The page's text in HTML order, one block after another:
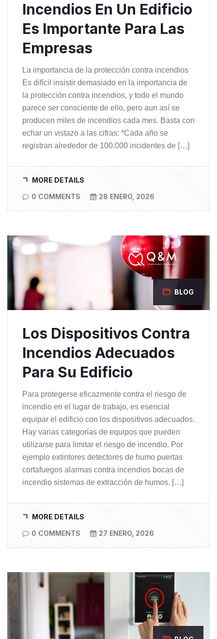
Incendios En Un Edificio
Es Importante Para Las
Empresas
La importancia de la protección contra incendios
Es difícil insistir demasiado en la importancia de
la protección contra incendios, y todo el mundo
parece ser consciente de ello, pero aun así se
producen miles de incendios cada mes. Basta con
echar un vistazo a las cifras: *Cada año se
registran alrededor de 100.000 incidentes de […]
MORE DETAILS
0 COMMENTS
28 ENERO, 2026
BLOG
Los Dispositivos Contra
Incendios Adecuados
Para Su Edificio
Para protegerse eficazmente contra el riesgo de
incendio en el lugar de trabajo, es esencial
equipar el edificio con los dispositivos adecuados.
Hay varias categorías de equipos que pueden
utilizarse para limitar el riesgo de incendio. Por
ejemplo extintores detectores de humo puertas
cortafuegos alarmas contra incendios bocas de
incendio sistemas de extracción de humos. […]
MORE DETAILS
0 COMMENTS
27 ENERO, 2026